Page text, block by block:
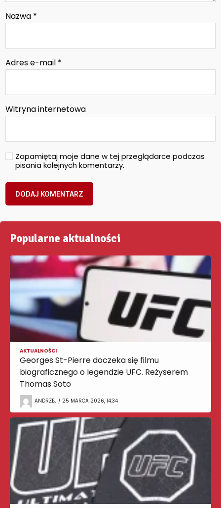
Nazwa *
Adres e-mail *
Witryna internetowa
Zapamiętaj moje dane w tej przeglądarce podczas
pisania kolejnych komentarzy.
Popularne aktualności
AKTUALNOŚCI
Georges St-Pierre doczeka się filmu
biograficznego o legendzie UFC. Reżyserem
Thomas Soto
ANDRZEJ / 25 MARCA 2026, 14:34